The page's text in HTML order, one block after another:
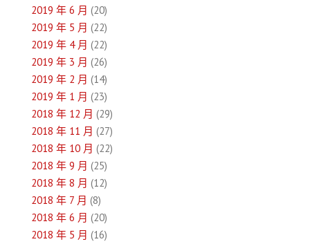
2019 年 6 月 (20)
2019 年 5 月 (22)
2019 年 4 月 (22)
2019 年 3 月 (26)
2019 年 2 月 (14)
2019 年 1 月 (23)
2018 年 12 月 (29)
2018 年 11 月 (27)
2018 年 10 月 (22)
2018 年 9 月 (25)
2018 年 8 月 (12)
2018 年 7 月 (8)
2018 年 6 月 (20)
2018 年 5 月 (16)